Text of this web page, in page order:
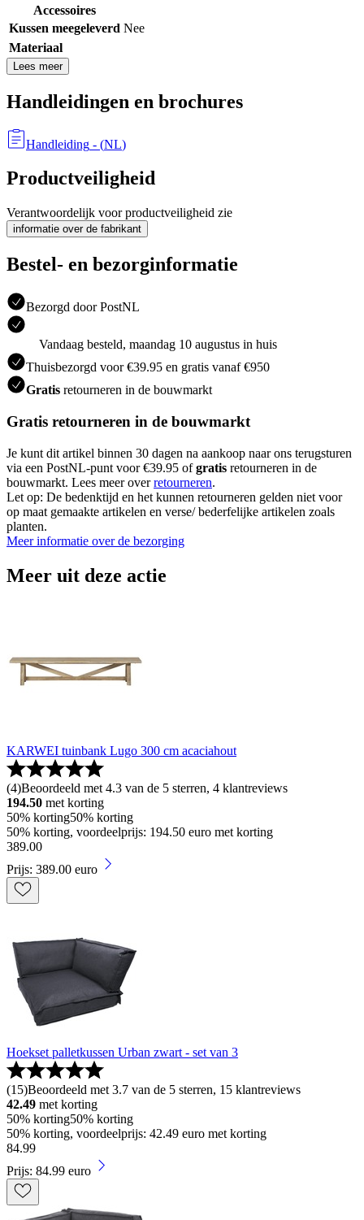
Accessoires
Kussen meegeleverd Nee
Materiaal
Lees meer
Handleidingen en brochures
Handleiding - (NL)
Productveiligheid
Verantwoordelijk voor productveiligheid zie
informatie over de fabrikant
Bestel- en bezorginformatie
Bezorgd door PostNL
Vandaag besteld, maandag 10 augustus in huis
Thuisbezorgd voor €39.95 en gratis vanaf €950
Gratis retourneren in de bouwmarkt
Gratis retourneren in de bouwmarkt
Je kunt dit artikel binnen 30 dagen na aankoop naar ons terugsturen
via een PostNL-punt voor €39.95 ofgratis retourneren in de
bouwmarkt. Lees meer overretourneren.
Let op: De bedenktijd en het kunnen retourneren gelden niet voor
op maat gemaakte artikelen en verse/ bederfelijke artikelen zoals
planten.
Meer informatie over de bezorging
Meer uit deze actie
KARWEI tuinbank Lugo 300 cm acaciahout
(4)Beoordeeld met 4.3 van de 5 sterren, 4 klantreviews
194.50 met korting
50% korting50% korting
50% korting, voordeelprijs: 194.50 euro met korting
389.00
Prijs: 389.00 euro
Hoekset palletkussen Urban zwart - set van 3
(15)Beoordeeld met 3.7 van de 5 sterren, 15 klantreviews
42.49 met korting
50% korting50% korting
50% korting, voordeelprijs: 42.49 euro met korting
84.99
Prijs: 84.99 euro